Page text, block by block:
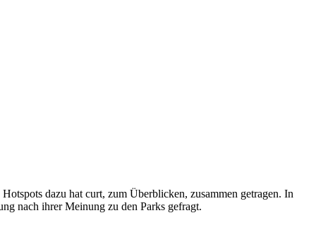
dazu hat curt, zum Überblicken, zusammen getragen. In
nach ihrer Meinung zu den Parks gefragt.